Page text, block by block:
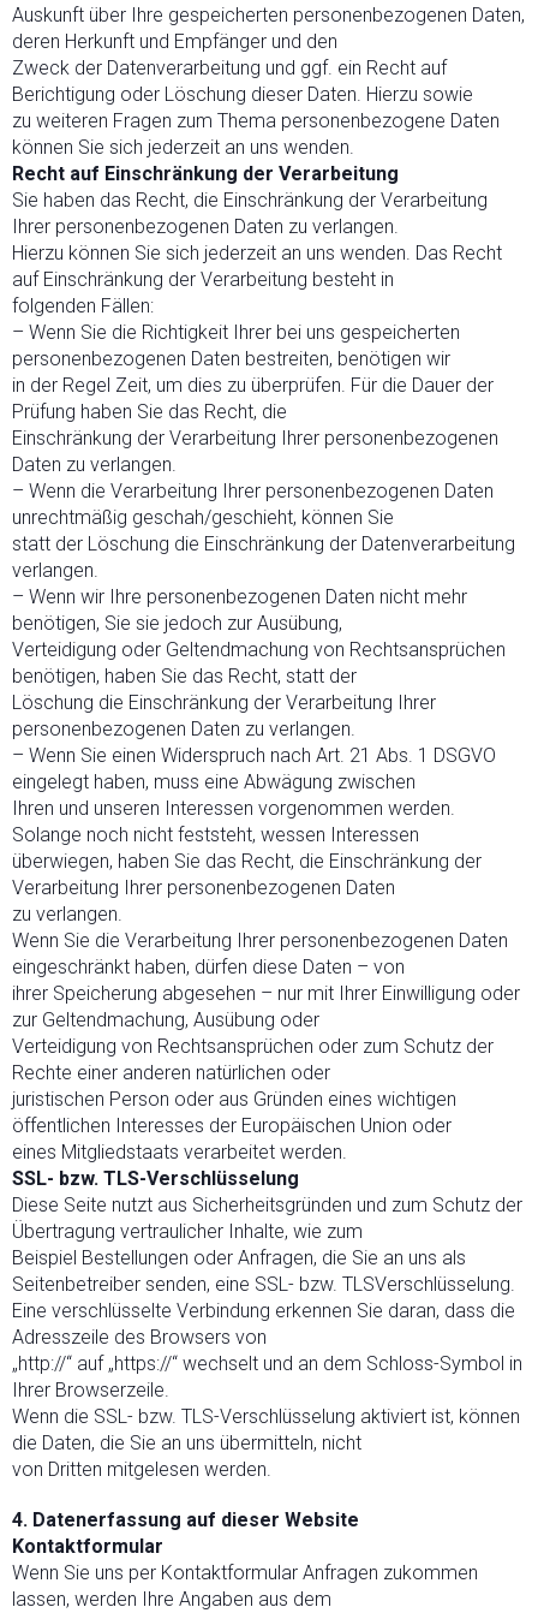
Auskunft über Ihre gespeicherten personenbezogenen Daten,
deren Herkunft und Empfänger und den
Zweck der Datenverarbeitung und ggf. ein Recht auf
Berichtigung oder Löschung dieser Daten. Hierzu sowie
zu weiteren Fragen zum Thema personenbezogene Daten
können Sie sich jederzeit an uns wenden.
Recht auf Einschränkung der Verarbeitung
Sie haben das Recht, die Einschränkung der Verarbeitung
Ihrer personenbezogenen Daten zu verlangen.
Hierzu können Sie sich jederzeit an uns wenden. Das Recht
auf Einschränkung der Verarbeitung besteht in
folgenden Fällen:
– Wenn Sie die Richtigkeit Ihrer bei uns gespeicherten
personenbezogenen Daten bestreiten, benötigen wir
in der Regel Zeit, um dies zu überprüfen. Für die Dauer der
Prüfung haben Sie das Recht, die
Einschränkung der Verarbeitung Ihrer personenbezogenen
Daten zu verlangen.
– Wenn die Verarbeitung Ihrer personenbezogenen Daten
unrechtmäßig geschah/geschieht, können Sie
statt der Löschung die Einschränkung der Datenverarbeitung
verlangen.
– Wenn wir Ihre personenbezogenen Daten nicht mehr
benötigen, Sie sie jedoch zur Ausübung,
Verteidigung oder Geltendmachung von Rechtsansprüchen
benötigen, haben Sie das Recht, statt der
Löschung die Einschränkung der Verarbeitung Ihrer
personenbezogenen Daten zu verlangen.
– Wenn Sie einen Widerspruch nach Art. 21 Abs. 1 DSGVO
eingelegt haben, muss eine Abwägung zwischen
Ihren und unseren Interessen vorgenommen werden.
Solange noch nicht feststeht, wessen Interessen
überwiegen, haben Sie das Recht, die Einschränkung der
Verarbeitung Ihrer personenbezogenen Daten
zu verlangen.
Wenn Sie die Verarbeitung Ihrer personenbezogenen Daten
eingeschränkt haben, dürfen diese Daten – von
ihrer Speicherung abgesehen – nur mit Ihrer Einwilligung oder
zur Geltendmachung, Ausübung oder
Verteidigung von Rechtsansprüchen oder zum Schutz der
Rechte einer anderen natürlichen oder
juristischen Person oder aus Gründen eines wichtigen
öffentlichen Interesses der Europäischen Union oder
eines Mitgliedstaats verarbeitet werden.
SSL- bzw. TLS-Verschlüsselung
Diese Seite nutzt aus Sicherheitsgründen und zum Schutz der
Übertragung vertraulicher Inhalte, wie zum
Beispiel Bestellungen oder Anfragen, die Sie an uns als
Seitenbetreiber senden, eine SSL- bzw. TLSVerschlüsselung.
Eine verschlüsselte Verbindung erkennen Sie daran, dass die
Adresszeile des Browsers von
„http://“ auf „https://“ wechselt und an dem Schloss-Symbol in
Ihrer Browserzeile.
Wenn die SSL- bzw. TLS-Verschlüsselung aktiviert ist, können
die Daten, die Sie an uns übermitteln, nicht
von Dritten mitgelesen werden.
4. Datenerfassung auf dieser Website
Kontaktformular
Wenn Sie uns per Kontaktformular Anfragen zukommen
lassen, werden Ihre Angaben aus dem